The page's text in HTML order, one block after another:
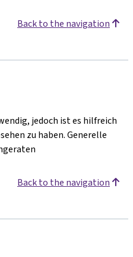
Back to the navigation
jedoch ist es hilfreich
zu haben. Generelle
Back to the navigation